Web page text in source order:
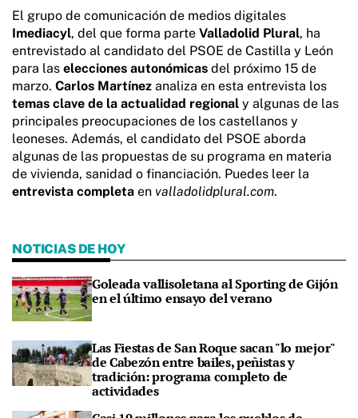
El grupo de comunicación de medios digitales
Imediacyl, del que forma parte Valladolid Plural, ha
entrevistado al candidato del PSOE de Castilla y León
para las elecciones autonómicas del próximo 15 de
marzo. Carlos Martínez analiza en esta entrevista los
temas clave de la actualidad regional y algunas de las
principales preocupaciones de los castellanos y
leoneses. Además, el candidato del PSOE aborda
algunas de las propuestas de su programa en materia
de vivienda, sanidad o financiación. Puedes leer la
entrevista completa en valladolidplural.com.
NOTICIAS DE HOY
Goleada vallisoletana al Sporting de Gijón
en el último ensayo del verano
Las Fiestas de San Roque sacan "lo mejor"
de Cabezón entre bailes, peñistas y
tradición: programa completo de
actividades